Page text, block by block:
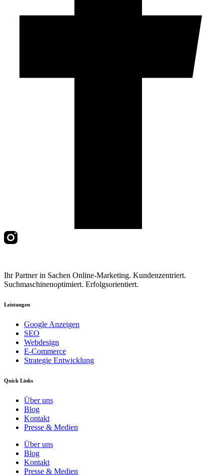
Ihr Partner in Sachen Online-Marketing. Kundenzentriert.
Suchmaschinenoptimiert. Erfolgsorientiert.
Leistungen
Google Anzeigen
SEO
Webdesign
E-Commerce
Strategie Entwicklung
Quick Links
Über uns
Blog
Kontakt
Presse & Medien
Über uns
Blog
Kontakt
Presse & Medien